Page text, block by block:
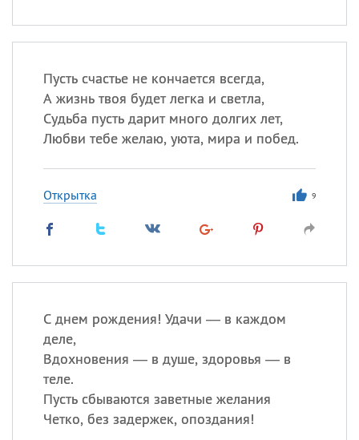
Пусть счастье не кончается всегда,
А жизнь твоя будет легка и светла,
Судьба пусть дарит много долгих лет,
Любви тебе желаю, уюта, мира и побед.
Открытка 9
С днем рождения! Удачи — в каждом
деле,
Вдохновения — в душе, здоровья — в
теле.
Пусть сбываются заветные желания
Четко, без задержек, опоздания!